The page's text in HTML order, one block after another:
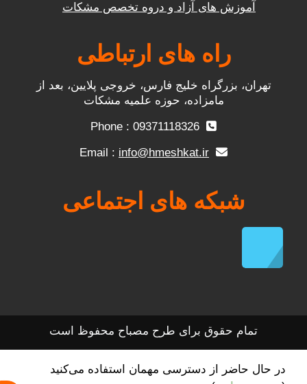
آموزش های آزاد و دروه تخصص مشکات
راه های ارتباطی
تهران، بزرگراه خلیج فارس، خروجی پلایین، بعد از
مامزاده، حوزه علمیه مشکات
info@hmeshkat.ir
شبکه های اجتماعی
تمام حقوق برای طرح مصباح محفوظ است
در حال حاضر از دسترسی مهمان استفاده می‌کنید